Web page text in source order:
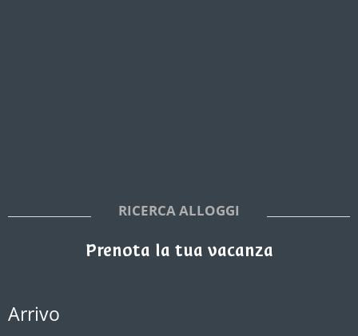
RICERCA ALLOGGI
Prenota la tua vacanza
Arrivo